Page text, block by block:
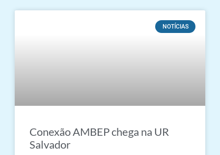
NOTÍCIAS
Conexão AMBEP chega na UR
Salvador